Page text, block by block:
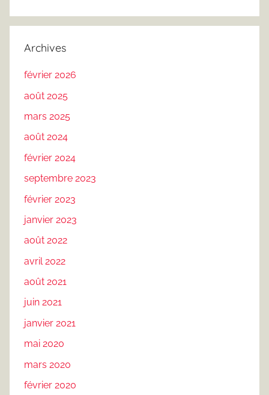
Archives
février 2026
août 2025
mars 2025
août 2024
février 2024
septembre 2023
février 2023
janvier 2023
août 2022
avril 2022
août 2021
juin 2021
janvier 2021
mai 2020
mars 2020
février 2020